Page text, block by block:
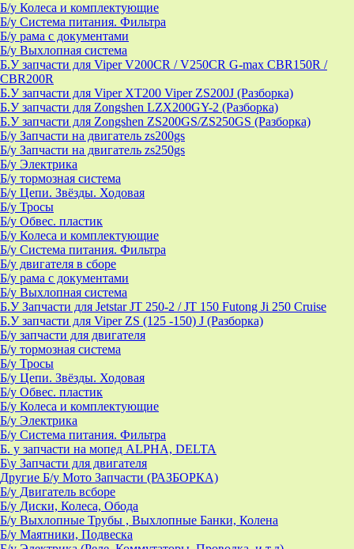
Б/у Колеса и комплектующие
Б/у Система питания. Фильтра
Б/у рама с документами
Б/у Выхлопная система
Б.У запчасти для Viper V200CR / V250CR G-max CBR150R /
CBR200R
Б.У запчасти для Viper XT200 Viper ZS200J (Разборка)
Б.У запчасти для Zongshen LZX200GY-2 (Разборка)
Б.У запчасти для Zongshen ZS200GS/ZS250GS (Разборка)
Б/у Запчасти на двигатель zs200gs
Б/у Запчасти на двигатель zs250gs
Б/у Электрика
Б/у тормозная система
Б/у Цепи. Звёзды. Ходовая
Б/у Тросы
Б/у Обвес. пластик
Б/у Колеса и комплектующие
Б/у Система питания. Фильтра
Б/у двигателя в сборе
Б/у рама с документами
Б/у Выхлопная система
Б.У Запчасти для Jetstar JT 250-2 / JT 150 Futong Ji 250 Cruise
Б.У запчасти для Viper ZS (125 -150) J (Разборка)
Б/у запчасти для двигателя
Б/у тормозная система
Б/у Тросы
Б/у Цепи. Звёзды. Ходовая
Б/у Обвес. пластик
Б/у Колеса и комплектующие
Б/у Электрика
Б/у Система питания. Фильтра
Б. у запчасти на мопед ALPHA, DELTA
Б\у Запчасти для двигателя
Другие Б/у Мото Запчасти (РАЗБОРКА)
Б/у Двигатель всборе
Б/у Диски, Колеса, Обода
Б/у Выхлопные Трубы , Выхлопные Банки, Колена
Б/у Маятники, Подвеска